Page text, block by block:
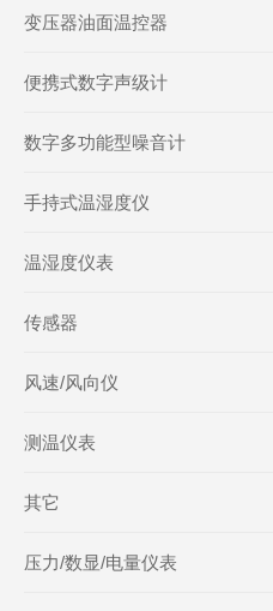
变压器油面温控器
便携式数字声级计
数字多功能型噪音计
手持式温湿度仪
温湿度仪表
传感器
风速/风向仪
测温仪表
其它
压力/数显/电量仪表